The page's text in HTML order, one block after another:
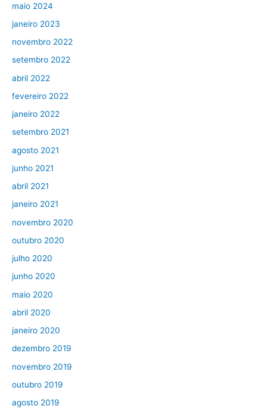
maio 2024
janeiro 2023
novembro 2022
setembro 2022
abril 2022
fevereiro 2022
janeiro 2022
setembro 2021
agosto 2021
junho 2021
abril 2021
janeiro 2021
novembro 2020
outubro 2020
julho 2020
junho 2020
maio 2020
abril 2020
janeiro 2020
dezembro 2019
novembro 2019
outubro 2019
agosto 2019